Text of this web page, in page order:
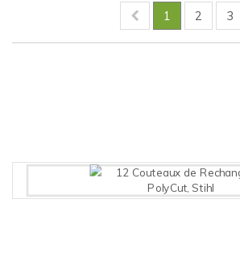
1
2 3